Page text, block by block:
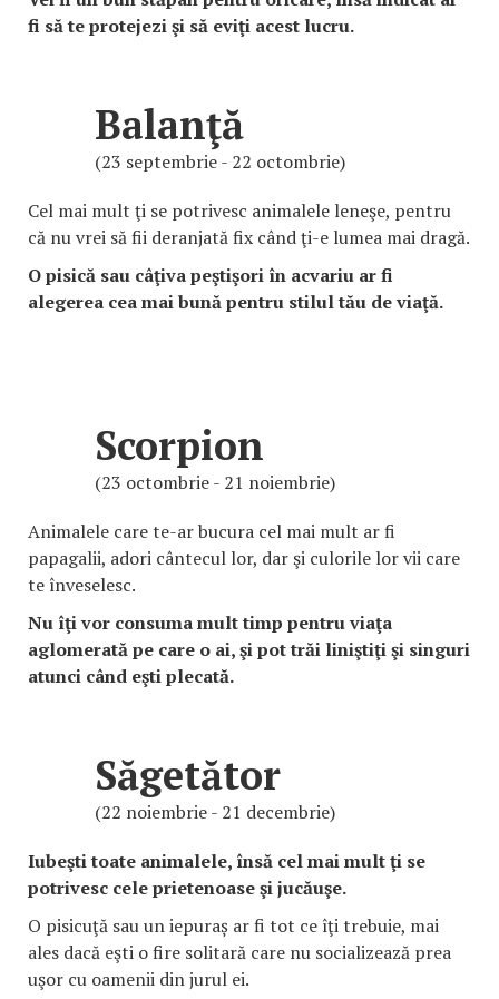
fi să te protejezi şi să eviţi acest lucru.
Balanţă
(23 septembrie - 22 octombrie)
Cel mai mult ţi se potrivesc animalele leneşe, pentru
că nu vrei să fii deranjată fix când ţi-e lumea mai dragă.
O pisică sau câţiva peştişori în acvariu ar fi
alegerea cea mai bună pentru stilul tău de viaţă.
Scorpion
(23 octombrie - 21 noiembrie)
Animalele care te-ar bucura cel mai mult ar fi
papagalii, adori cântecul lor, dar şi culorile lor vii care
te înveselesc.
Nu îţi vor consuma mult timp pentru viaţa
aglomerată pe care o ai, şi pot trăi liniştiţi şi singuri
atunci când eşti plecată.
Săgetător
(22 noiembrie - 21 decembrie)
Iubeşti toate animalele, însă cel mai mult ţi se
potrivesc cele prietenoase şi jucăuşe.
O pisicuţă sau un iepuraș ar fi tot ce îţi trebuie, mai
ales dacă eşti o fire solitară care nu socializează prea
uşor cu oamenii din jurul ei.